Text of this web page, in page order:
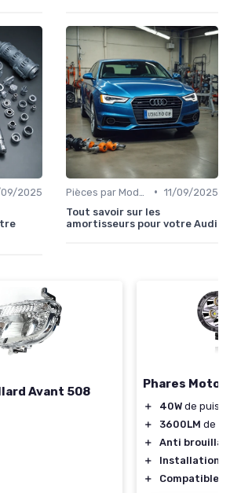
09/2025
• 11/09/2025
Tout savoir sur les
amortisseurs pour votre Audi
Avant 508
Phares Moto
＋ 40W de
＋
3600LM de
＋
Anti
＋
Installation
＋
Compatible